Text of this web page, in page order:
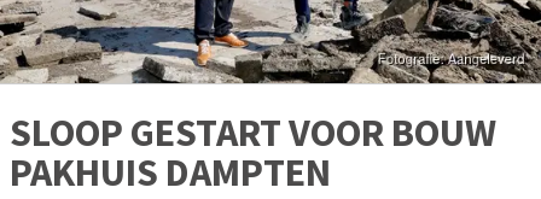
SLOOP GESTART VOOR BOUW
PAKHUIS DAMPTEN